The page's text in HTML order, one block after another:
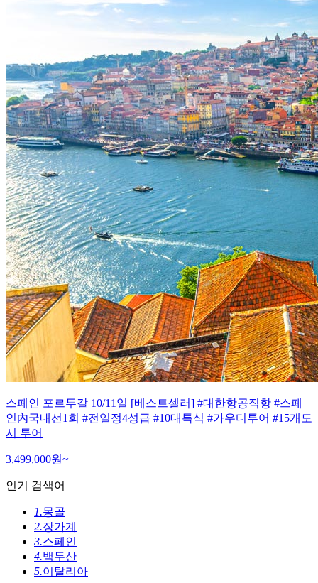
스페인 포르투갈 10/11일 [베스트셀러] #대한항공직항 #스페
인內국내선1회 #전일정4성급 #10대특식 #가우디투어 #15개도
시 투어
3,499,000원~
인기 검색어
1.몽골
2.장가계
3.스페인
4.백두산
5.이탈리아